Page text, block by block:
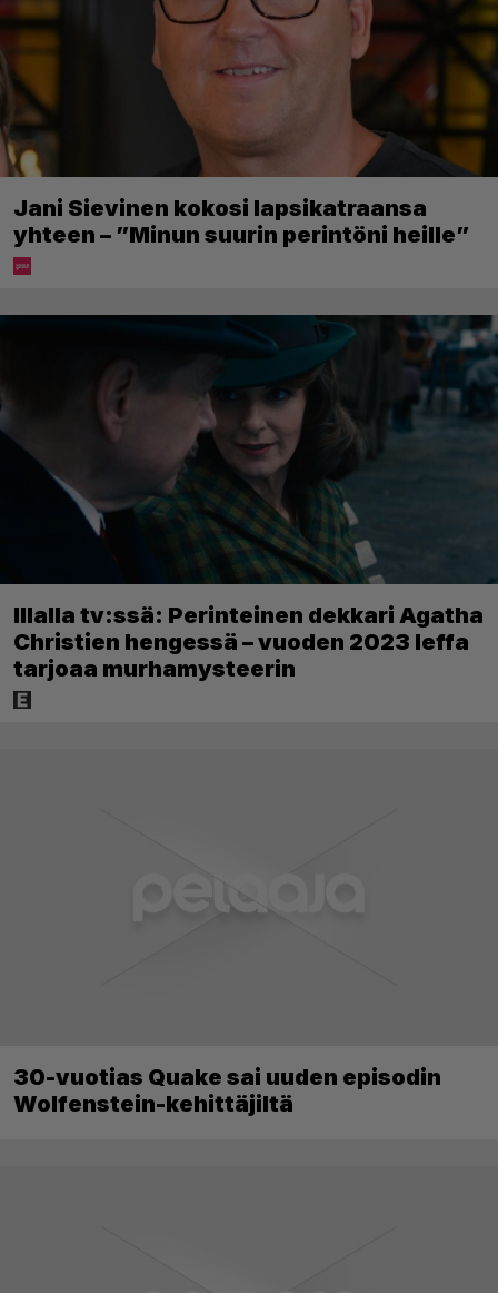
Jani Sievinen kokosi lapsikatraansa
yhteen – ”Minun suurin perintöni heille”
Illalla tv:ssä: Perinteinen dekkari Agatha
Christien hengessä – vuoden 2023 leffa
tarjoaa murhamysteerin
30-vuotias Quake sai uuden episodin
Wolfenstein-kehittäjiltä